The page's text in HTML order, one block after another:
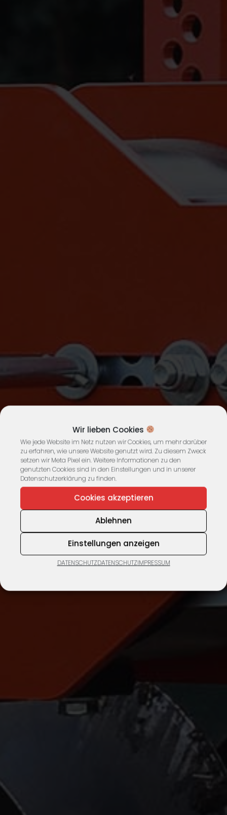
Wir lieben Cookies
Wie jede Website im Netz nutzen wir Cookies, um mehr darüber
zu erfahren, wie unsere Website genutzt wird. Zu diesem Zweck
setzen wir Meta Pixel ein. Weitere Informationen zu den
genutzten Cookies sind in den Einstellungen und in unserer
Datenschutzerklärung zu finden.
Cookies akzeptieren
Ablehnen
Einstellungen anzeigen
DATENSCHUTZDATENSCHUTZIMPRESSUM